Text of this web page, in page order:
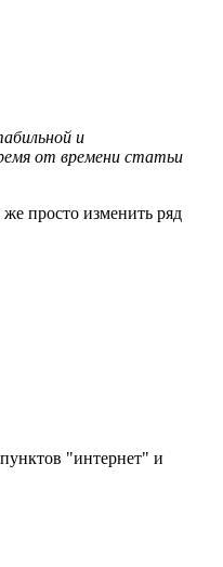
и
от времени статьи
просто изменить ряд
"интернет" и